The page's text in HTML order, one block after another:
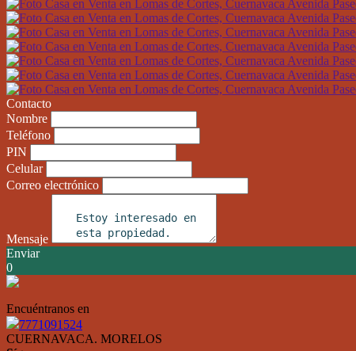
Contacto
Nombre
Teléfono
PIN
Celular
Correo electrónico
Mensaje
Enviar
0
Encuéntranos en
7771091524
CUERNAVACA. MORELOS